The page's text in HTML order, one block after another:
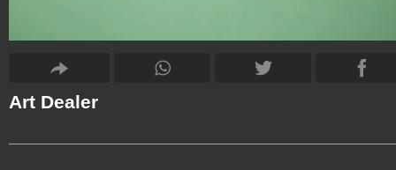
Art Dealer